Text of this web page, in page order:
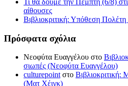
αίθουσες
Βιβλιοκριτική: Υπόθεση
Πρόσφατα σχόλια
Νεοφύτα Ευαγγέλου στο
σιωπές (Νεοφύτα Ευαγγέλου)
culturepoint στο Βιβλιοκριτική:
(Ματ Χέιγκ)